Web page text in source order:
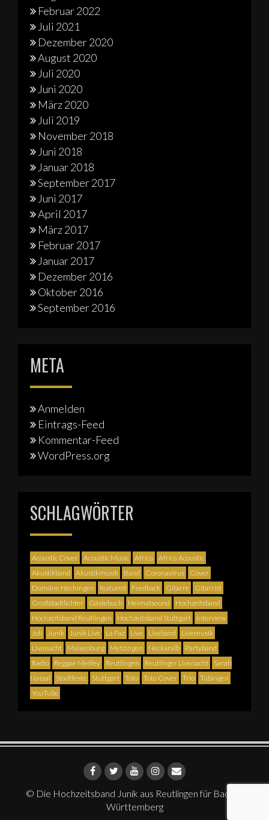
Februar 2022
Juli 2021
Dezember 2020
August 2020
Juli 2020
Juni 2020
März 2020
Juli 2019
November 2018
Juni 2018
Januar 2018
September 2017
Juni 2017
April 2017
März 2017
Februar 2017
Januar 2017
Dezember 2016
Oktober 2016
September 2016
META
Anmelden
Eintrags-Feed
Kommentar-Feed
WordPress.org
SCHLAGWÖRTER
Acoustic Cover Acoustic Music Africa
Africa Acoustic
Akustikband
Akustikmusik Band Coronavirus
Cover
Domäne Hechingen
featured Feedback Gitarre
Gitarrist
Großstadtlichter
Gästebuch Heimatsound
Hochzeitsband
Hochzeitsband Reutlingen
Hochzeitsband Stuttgart
Interview
Joli
Junik Junik Live La Paz Live Liveband
Livemusik
Livenacht
Maisenburg Metzingen Neckaralb
Partyband
Radio
Reggae Medley Reutlingen Reutlinger Livenacht
Sarah
Nassal
Stadtfeste Stuttgart Toto Toto Cover Trio Tübingen
YouTube
© Die Hochzeitsband Junik aus Reutlingen für Baden-
Württemberg